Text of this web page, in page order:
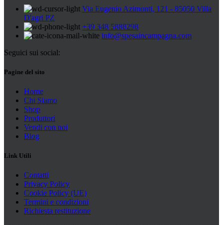
Via Eugenio Azimonti, 121 - 85050 Villa
D'agri PZ
+39 348 5888298
info@spesaincampagna.com
Seguici sui social:
Pagine del sito
Home
Chi Siamo
Shop
Produttori
Vendi con noi
Blog
Link Utili
Contatti
Privacy Policy
Cookie Policy (UE)
Termini e condizioni
Richiesta restituzione